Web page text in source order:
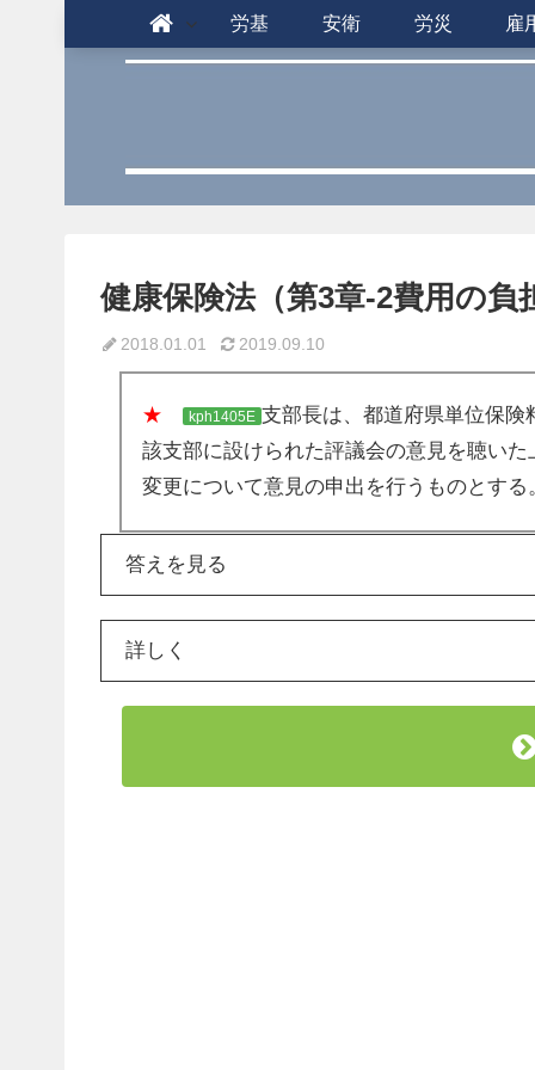
労基 安衛 労災 雇
健康保険法（第3章-2費用の負
2018.01.01 2019.09.10
★ kph1405E 支部長は、都道府県単位保
該支部に設けられた評議会の意見を聴い
変更について意見の申出を行うものとする
答えを見る
詳しく